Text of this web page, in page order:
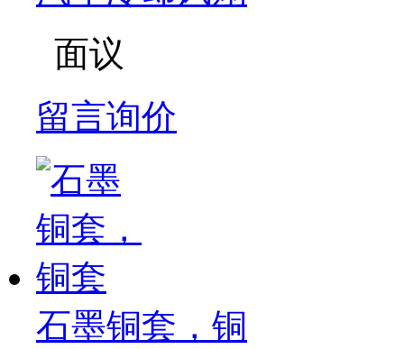
面议
留言询价
石墨铜套，铜